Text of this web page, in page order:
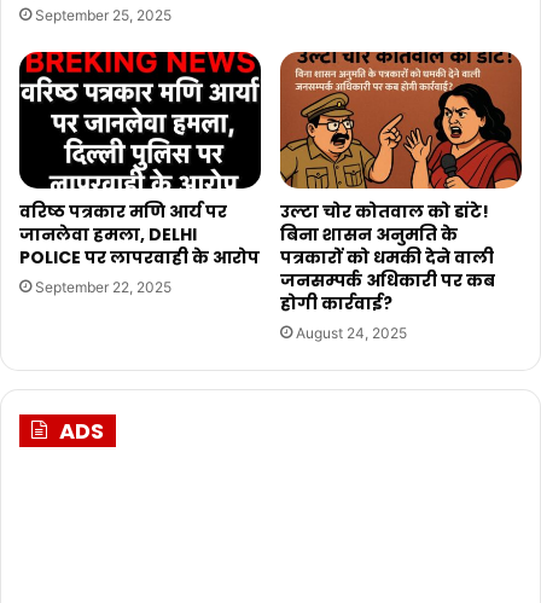
September 25, 2025
वरिष्ठ पत्रकार मणि आर्य पर
जानलेवा हमला, DELHI
POLICE पर लापरवाही के आरोप
September 22, 2025
उल्टा चोर कोतवाल को डांटे!
बिना शासन अनुमति के
पत्रकारों को धमकी देने वाली
जनसम्पर्क अधिकारी पर कब
होगी कार्रवाई?
August 24, 2025
ADS